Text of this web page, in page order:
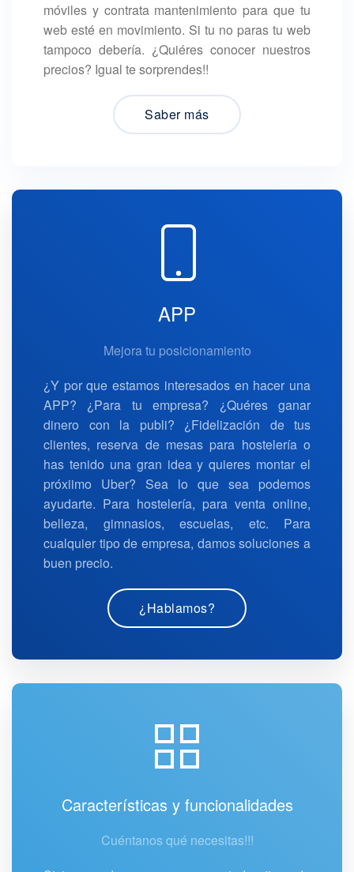
móviles y contrata mantenimiento para que tu
web esté en movimiento. Si tu no paras tu web
tampoco debería. ¿Quiéres conocer nuestros
precios? Igual te sorprendes!!
Saber más
APP
Mejora tu posicionamiento
¿Y por que estamos interesados en hacer una
APP? ¿Para tu empresa? ¿Quéres ganar
dinero con la publi? ¿Fidelización de tus
clientes, reserva de mesas para hostelería o
has tenido una gran idea y quieres montar el
próxiimo Uber? Sea lo que sea podemos
ayudarte. Para hostelería, para venta online,
belleza, gimnasios, escuelas, etc. Para
cualquier tipo de empresa, damos soluciones a
buen precio.
¿Hablamos?
Características y funcionalidades
Cuéntanos qué necesitas!!!